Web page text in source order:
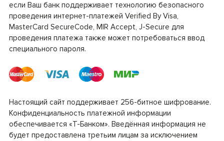
если Ваш банк поддерживает технологию безопасного
проведения интернет-платежей Verified By Visa,
MasterCard SecureCode, MIR Accept, J-Secure для
проведения платежа также может потребоваться ввод
специального пароля.
Настоящий сайт поддерживает 256-битное шифрование.
Конфиденциальность платежной информации
обеспечивается «Т-Банком». Введённая информация не
будет предоставлена третьим лицам за исключением